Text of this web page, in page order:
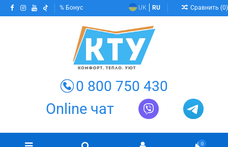
Бонус UK RU Сравнить (0)
0 800 750 430
Online чат
0